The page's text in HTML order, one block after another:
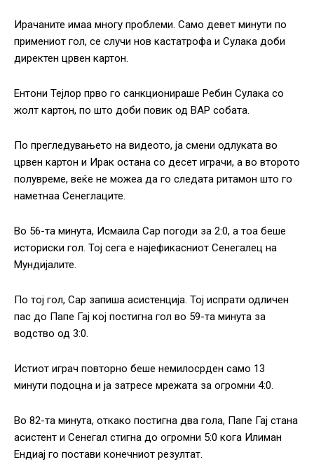
Ирачаните имаа многу проблеми. Само девет минути по
примениот гол, се случи нов кастатрофа и Сулака доби
директен црвен картон.
Ентони Тејлор прво го санкционираше Ребин Сулака со
жолт картон, по што доби повик од ВАР собата.
По прегледувањето на видеото, ја смени одлуката во
црвен картон и Ирак остана со десет играчи, а во второто
полувреме, веќе не можеа да го следата ритамон што го
наметнаа Сенеглаците.
Во 56-та минута, Исмаила Сар погоди за 2:0, а тоа беше
историски гол. Тој сега е најефикасниот Сенегалец на
Мундијалите.
По тој гол, Сар запиша асистенција. Тој испрати одличен
пас до Папе Гај кој постигна гол во 59-та минута за
водство од 3:0.
Истиот играч повторно беше немилосрден само 13
минути подоцна и ја затресе мрежата за огромни 4:0.
Во 82-та минута, откако постигна два гола, Папе Гај стана
асистент и Сенегал стигна до огромни 5:0 кога Илиман
Ендиај го постави конечниот резултат.